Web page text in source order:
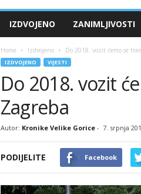
IZDVOJENO ZANIMLJIVOSTI
Home Izdvojeno Do 2018. vozit ćemo se
IZDVOJENO VIJESTI
Do 2018. vozit
Zagreba
Autor: Kronike Velike Gorice- 7. srpnja
PODIJELITE Facebook